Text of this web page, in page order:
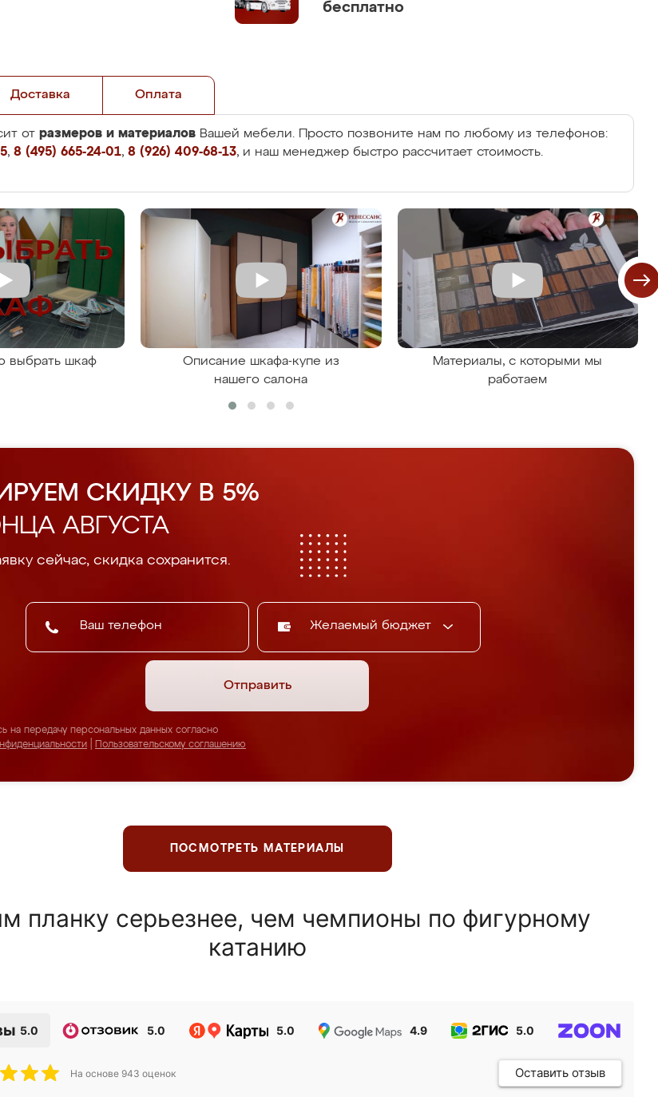
бесплатно
Доставка Оплата
от размеров и материалов Вашей мебели. Просто позвоните нам по любому из телефонов:
, 8 (495) 665-24-01, 8 (926) 409-68-13, и наш менеджер быстро рассчитает стоимость.
выбрать шкаф
Описание шкафа-купе из
нашего салона
Материалы, с которыми мы
работаем
СКИДКУ В 5%
АВГУСТА
сейчас, скидка сохранится.
Желаемый бюджет
Отправить
на передачу персональных данных согласно
Пользовательскому соглашению
ПОСМОТРЕТЬ МАТЕРИАЛЫ
планку серьезнее, чем чемпионы по фигурному
катанию
5.0 5.0 5.0 4.9 5.0
На основе 943 оценок Оставить отзыв